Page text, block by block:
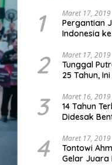
1 Maret 17, 2019
Pergantian
Indonesia
2 Maret 17, 2019
Tunggal
25 Tahun,
3 Maret 16, 2019
14 Tahun
Didesak
4 Maret 17, 2019
Tontowi
Gelar Juara